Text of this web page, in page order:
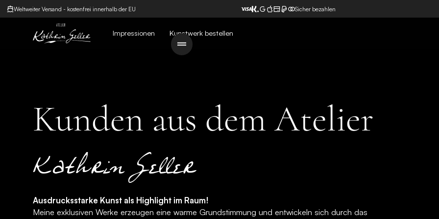
Weltweiter Versand - kostenfrei innerhalb der EU Sicher bezahlen
Impressionen Kunstwerk bestellen
Kunden aus dem Atelier
Kathrin Geller
Ausdrucksstarke Kunst als Highlight im Raum!
Meine exklusiven Werke erzeugen eine warme Grundstimmung und entwickeln sich durch das